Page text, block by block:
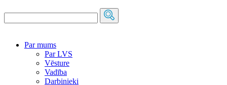
Par mums
Par LVS
Vēsture
Vadība
Darbinieki